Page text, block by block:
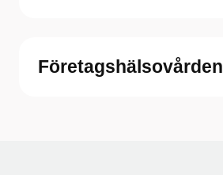
Företagshälsovården